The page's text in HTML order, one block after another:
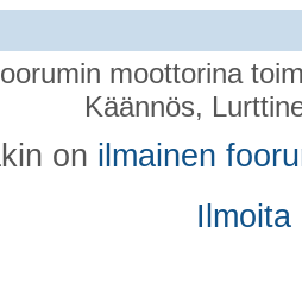
moottorina
Käännös,
on ilmainen